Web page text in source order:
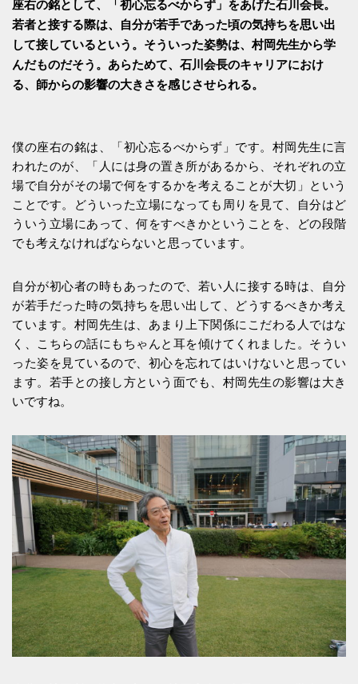
座右の銘として、「初心忘るべからず」をあげた石川会長。
若者と接する際は、自分が若手であった頃の気持ちを思い出
して接しているという。そういった姿勢は、村岡先生から学
んだものだそう。あらためて、石川会長のキャリアにおけ
る、師からの影響の大きさを感じさせられる。
僕の座右の銘は、「初心忘るべからず」です。村岡先生に言
われたのが、「人には身の置き所があるから、それぞれの立
場で自分がその場で何をするかを考えることが大切」という
ことです。どういった立場になっても周りを見て、自分はど
ういう立場にあって、何をすべきかということを、どの段階
でも考えなければならないと思っています。
自分が初心者の時もあったので、若い人に接する時は、自分
が若手だった時の気持ちを思い出して、どうするべきか考え
ています。村岡先生は、あまり上下関係にこだわる人ではな
く、こちらの話にもちゃんと耳を傾けてくれました。そうい
った姿を見ているので、初心を忘れてはいけないと思ってい
ます。若手との接し方という面でも、村岡先生の影響は大き
いですね。